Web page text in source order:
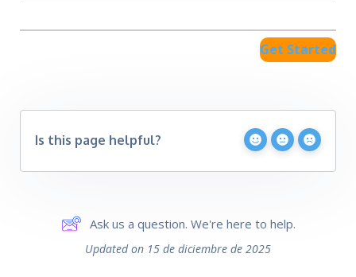
Get Started
Is this page helpful?
Ask us a question. We're here to help.
Updated on 15 de diciembre de 2025